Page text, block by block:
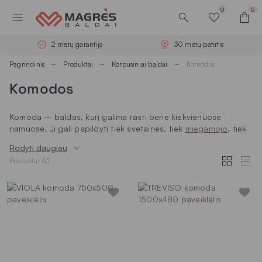
0 0
2 metų garantija 30 metų patirtis
Pagrindinis Produktai Korpusiniai baldai Komodos
Komodos
Komoda – baldas, kurį galima rasti bene kiekvienuose
namuose. Ji gali papildyti tiek svetainės, tiek miegamojo, tiek
komodos savo namams? Išsirinkite ją iš plataus „Magrės
baldų“ asortimento. Tam, kad apsispręsti būtų lengviau,
Komoda svetainei: pagrindiniai
Rodyti daugiau
Produktų: 63